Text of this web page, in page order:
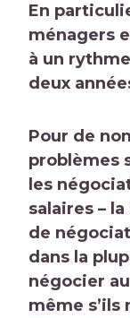
En
ménagers
à un
deux
Pour de
problèmes
les
salaires –
de
dans la
négocier
même s’ils